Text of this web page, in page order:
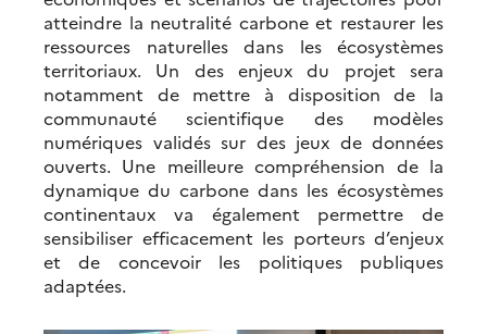
atteindre la neutralité carbone et restaurer les
ressources naturelles dans les écosystèmes
territoriaux. Un des enjeux du projet sera
notamment de mettre à disposition de la
communauté scientifique des modèles
numériques validés sur des jeux de données
ouverts. Une meilleure compréhension de la
dynamique du carbone dans les écosystèmes
continentaux va également permettre de
sensibiliser efficacement les porteurs d’enjeux
et de concevoir les politiques publiques
adaptées.